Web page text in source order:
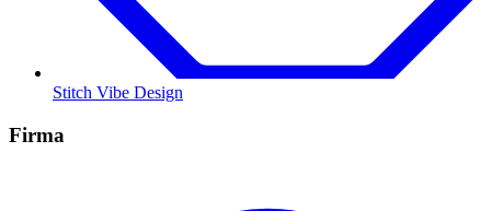
Stitch Vibe Design
Firma